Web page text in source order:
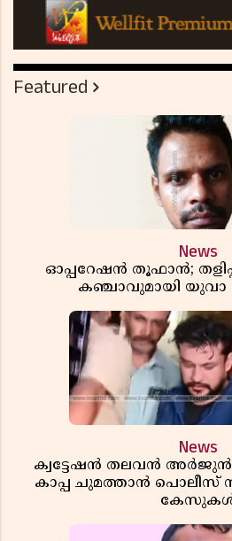
Featured
News
ഓപ്പറേഷൻ തൂഫാൻ;
കഞ്ചാവുമായി യുവാ
News
ക്വട്ടേഷൻ തലവൻ അർജുൻ
കാപ്പ ചുമത്താൻ പൊലീസ്